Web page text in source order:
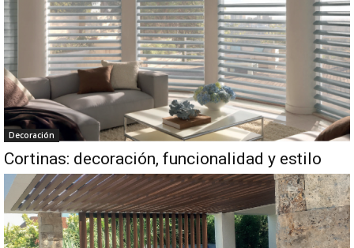
Decoración
Cortinas: decoración, funcionalidad y estilo